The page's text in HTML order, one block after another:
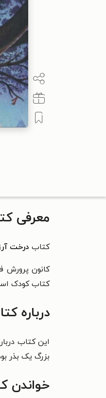
معرفی
کتاب درخت
کتاب کودک
درباره
این کتاب
بزرگ یک بذر
خواندن